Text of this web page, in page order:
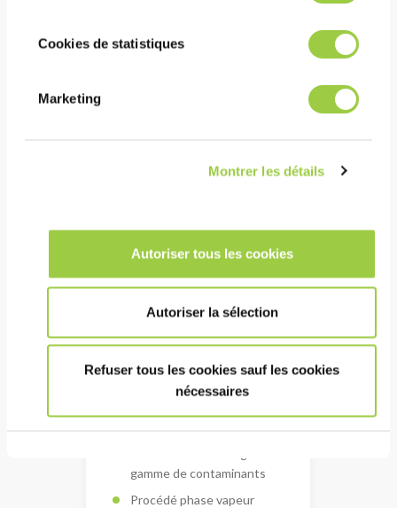
Cookies de statistiques
Marketing
Montrer les détails
Autoriser tous les cookies
Autoriser la sélection
Refuser tous les cookies sauf les cookies
nécessaires
solvant / produit de
dewatering pour procédé
PROMOSOLV DE1
gamme de contaminants
Procédé phase vapeur